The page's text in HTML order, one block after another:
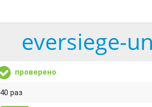
eversiege-
проверено
40 раз